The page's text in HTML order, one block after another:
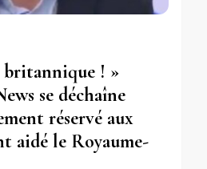
britannique ! »
se déchaîne
réservé aux
aidé le Royaume-